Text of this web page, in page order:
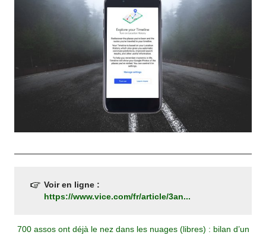
Voir en ligne :
https://www.vice.com/fr/article/3an...
700 assos ont déjà le nez dans les nuages (libres) : bilan d’un